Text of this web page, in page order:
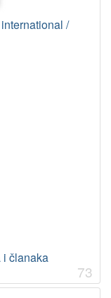
/
članaka
73